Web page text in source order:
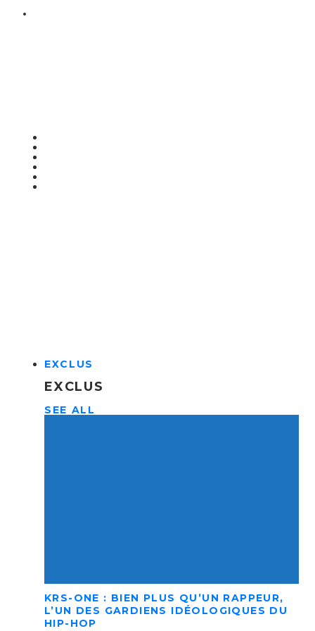
EXCLUS
EXCLUS
SEE ALL
KRS-ONE : BIEN PLUS QU’UN RAPPEUR,
L’UN DES GARDIENS IDÉOLOGIQUES DU
HIP-HOP